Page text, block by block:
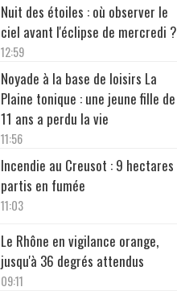
Nuit des étoiles : où observer le
ciel avant l'éclipse de mercredi ?
12:59
Noyade à la base de loisirs La
Plaine tonique : une jeune fille de
11 ans a perdu la vie
11:56
Incendie au Creusot : 9 hectares
partis en fumée
11:03
Le Rhône en vigilance orange,
jusqu'à 36 degrés attendus
09:11